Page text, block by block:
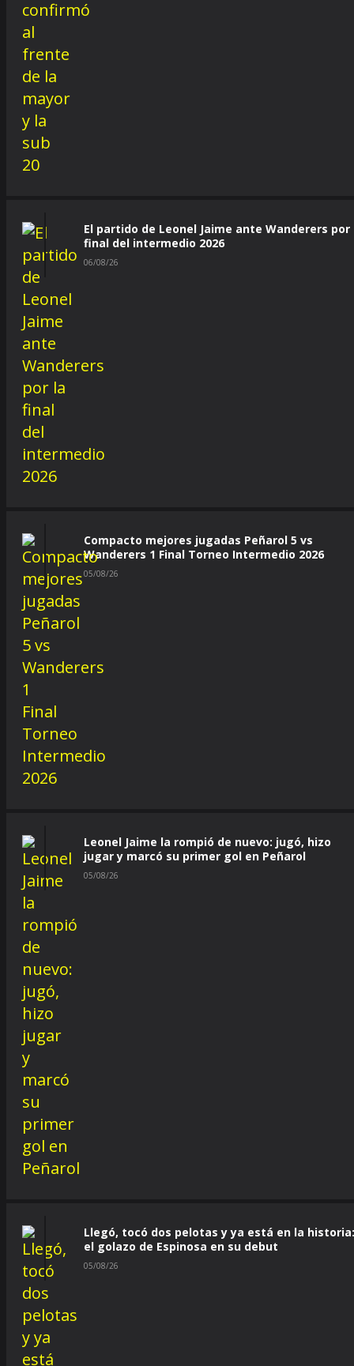
El partido de Leonel Jaime ante Wanderers por
final del intermedio 2026
06/08/26
Compacto mejores jugadas Peñarol 5 vs
Wanderers 1 Final Torneo Intermedio 2026
05/08/26
Leonel Jaime la rompió de nuevo: jugó, hizo
jugar y marcó su primer gol en Peñarol
05/08/26
Llegó, tocó dos pelotas y ya está en la historia:
el golazo de Espinosa en su debut
05/08/26